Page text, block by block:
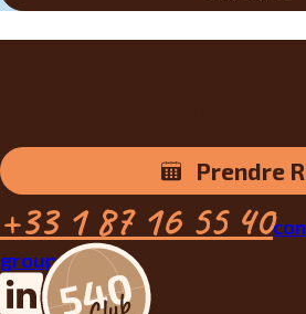
Prendre
+33 1 87 16 55 40
group.fr